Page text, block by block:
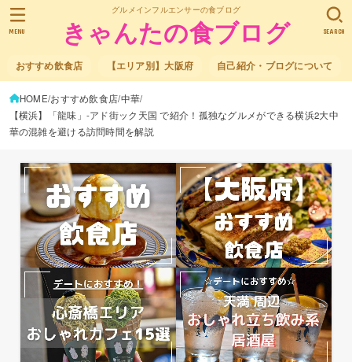
グルメインフルエンサーの食ブログ
きゃんたの食ブログ
おすすめ飲食店 【エリア別】大阪府 自己紹介・ブログについて
SEARCH
MENU
HOME おすすめ飲食店 中華
【横浜】「龍味」-アド街ック天国 で紹介！孤独なグルメができる横浜2大中
華の混雑を避ける訪問時間を解説